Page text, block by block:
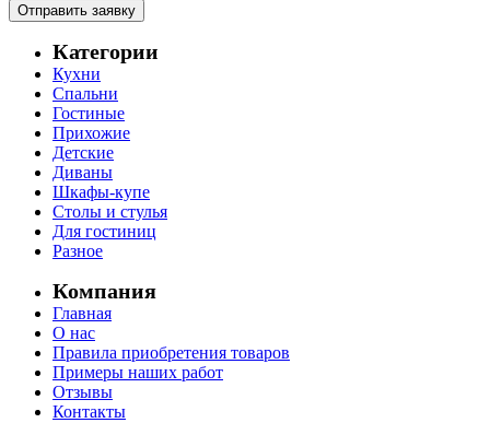
Отправить заявку
Категории
Кухни
Спальни
Гостиные
Прихожие
Детские
Диваны
Шкафы-купе
Столы и стулья
Для гостиниц
Разное
Компания
Главная
О нас
Правила приобретения товаров
Примеры наших работ
Отзывы
Контакты